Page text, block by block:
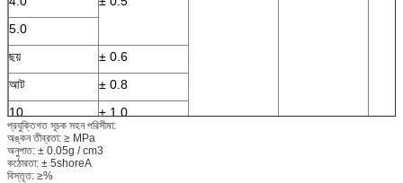
5.0
ছয়
± 0.6
আট
± 0.8
10
± 1.0
12
14
প্রযুক্তিগত সূচক সহন পরিসীমা:
অঙ্কন তীব্রতা: ≥ MPa
অনুপাত: ± 0.05g / cm3
কঠোরতা: ± 5shoreA
বিস্তৃত: ≥%